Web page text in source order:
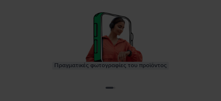
Πραγματικές φωτογραφίες του προϊόντος